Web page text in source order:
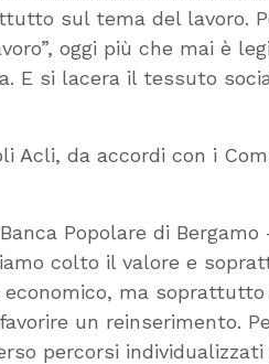
sul tema del lavoro.
oggi più che mai è
E si lacera il tessuto
Acli, da accordi con i
Popolare di
colto il valore e
ma
un reinserimento.
percorsi